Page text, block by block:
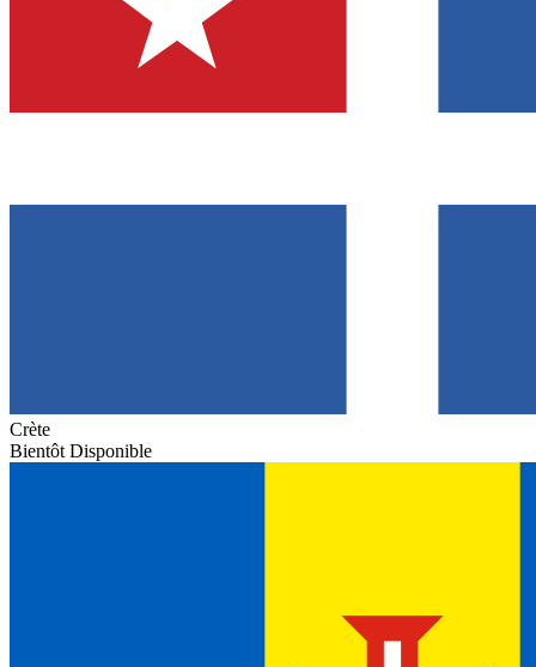
Crète
Bientôt Disponible